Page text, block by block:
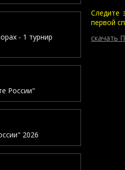
- 1 турнир
России"
2026
Следите
первой
скачать